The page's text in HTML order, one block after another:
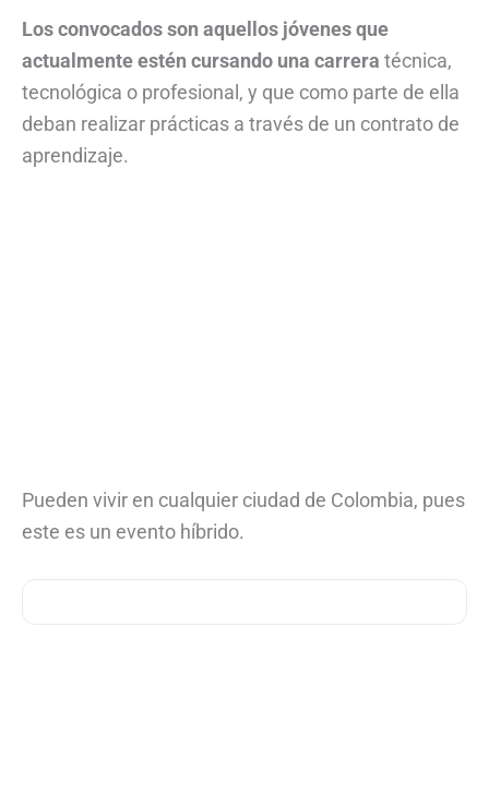
Los convocados son aquellos jóvenes que
actualmente estén cursando una carrera técnica,
tecnológica o profesional, y que como parte de ella
deban realizar prácticas a través de un contrato de
aprendizaje.
Pueden vivir en cualquier ciudad de Colombia, pues
este es un evento híbrido.